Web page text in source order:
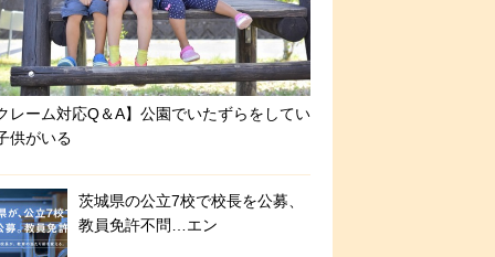
レーム対応Q＆A】公園でいたずらをしてい
供がいる
茨城県の公立7校で校長を公募、
教員免許不問…エン